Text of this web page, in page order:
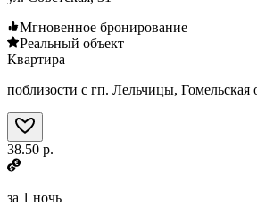
Мгновенное бронирование
Реальный объект
Квартира
поблизости с гп. Лельчицы, Гомельская
38.50 р.
за 1 ночь